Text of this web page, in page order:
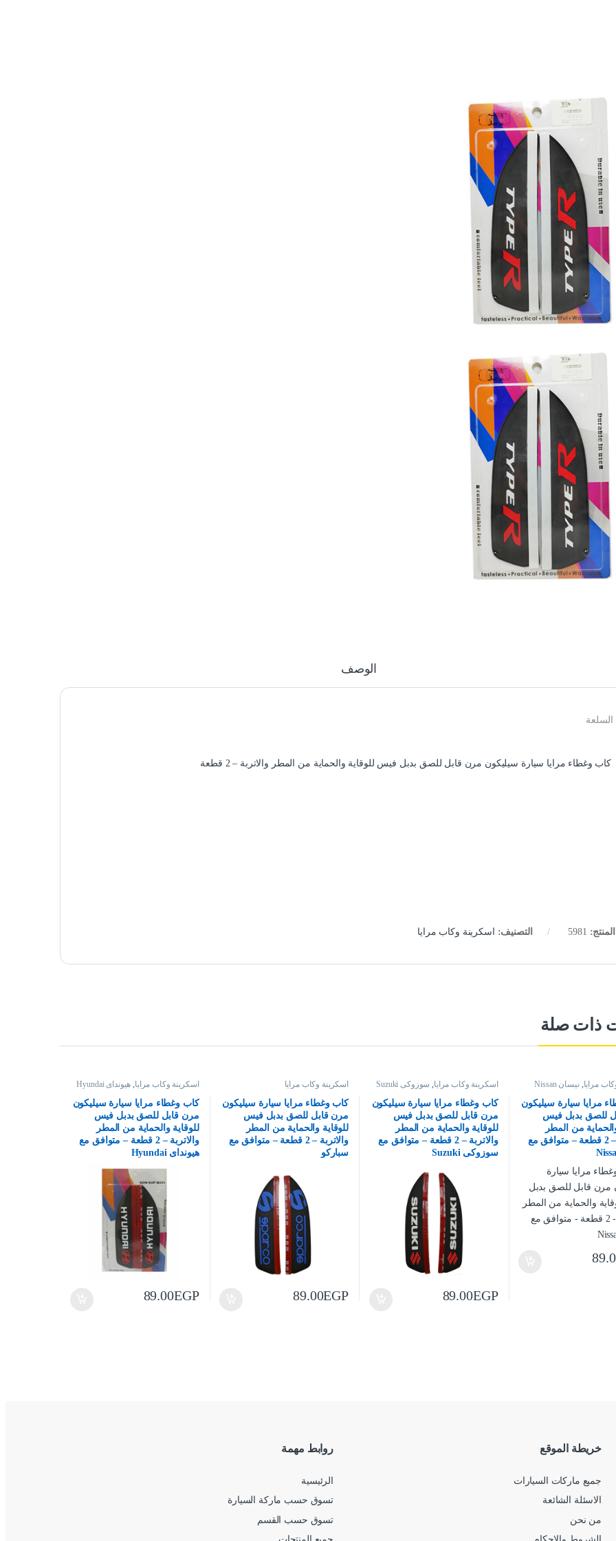
الوصف
كاب وغطاء مرايا سيارة سيليكون مرن قابل للصق بدبل فيس للوقاية والحماية من المطر والاتربة – 2 قطعة
5981 التصنيف: اسكرينة وكاب مرايا
ذات صلة
مرايا,نيسان Nissan
مرايا سيارة سيليكون
للصق بدبل فيس
من المطر
والاتربة – 2 قطعة – متوافق مع
اسكرينة وكاب مرايا, سوزوكى Suzuki
كاب وغطاء مرايا سيارة سيليكون
مرن قابل للصق بدبل فيس
للوقاية والحماية من المطر
والاتربة – 2 قطعة – متوافق مع
سوزوكى Suzuki
89.00EGP
اسكرينة وكاب مرايا
كاب وغطاء مرايا سيارة سيليكون
مرن قابل للصق بدبل فيس
للوقاية والحماية من المطر
والاتربة – 2 قطعة – متوافق مع
سباركو
89.00EGP
اسكرينة وكاب مرايا, هيونداى Hyundai
كاب وغطاء مرايا سيارة سيليكون
مرن قابل للصق بدبل فيس
للوقاية والحماية من المطر
والاتربة – 2 قطعة – متوافق مع
هيونداى Hyundai
89.00EGP
خريطة الموقع
جميع ماركات السيارات
الاسئلة الشائعة
من نحن
روابط مهمة
الرئيسية
تسوق حسب ماركة السيارة
تسوق حسب القسم